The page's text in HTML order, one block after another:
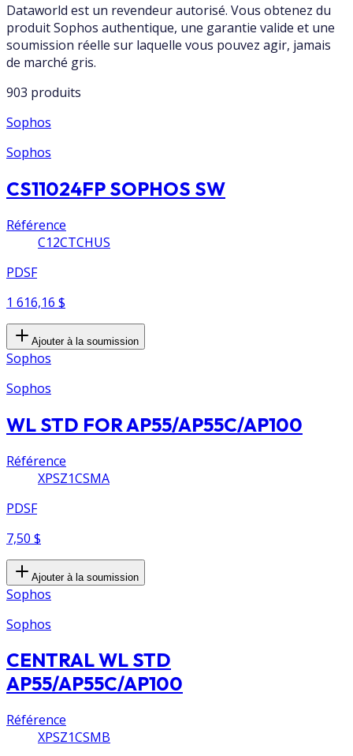
Dataworld est un revendeur autorisé. Vous obtenez du
produit Sophos authentique, une garantie valide et une
soumission réelle sur laquelle vous pouvez agir, jamais
de marché gris.
903 produits
Sophos
Sophos
CS11024FP SOPHOS SW
Référence
C12CTCHUS
PDSF
1 616,16 $
Ajouter à la soumission
Sophos
Sophos
WL STD FOR AP55/AP55C/AP100
Référence
XPSZ1CSMA
PDSF
7,50 $
Ajouter à la soumission
Sophos
Sophos
CENTRAL WL STD
AP55/AP55C/AP100
Référence
XPSZ1CSMB